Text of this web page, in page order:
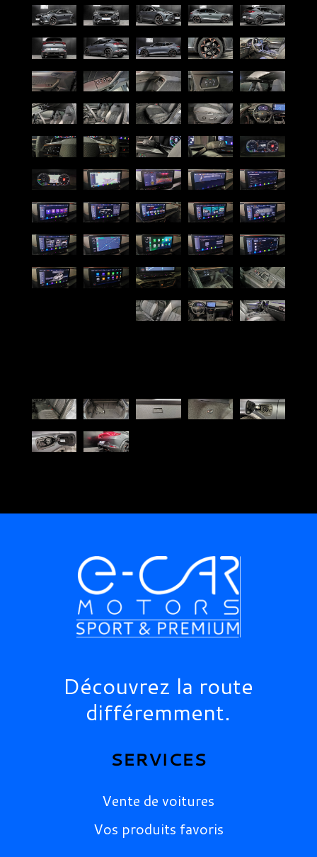
Découvrez la route
différemment.
SERVICES
Vente de voitures
Vos produits favoris